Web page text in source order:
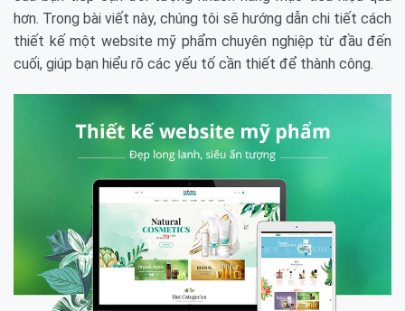
hơn. Trong bài viết này, chúng tôi sẽ hướng dẫn chi tiết cách
thiết kế một website mỹ phẩm chuyên nghiệp từ đầu đến
cuối, giúp bạn hiểu rõ các yếu tố cần thiết để thành công.